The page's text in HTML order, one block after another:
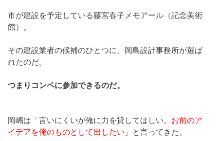
市が建設を予定している藤宮春子メモアール（記念美術
館）。
その建設業者の候補のひとつに、岡島設計事務所が選ば
れたのだ。
つまりコンペに参加できるのだ。
岡嶋は「言いにくいが俺に力を貸してほしい。 お前のア
イデアを俺のものとして出したい 」と言ってきた。